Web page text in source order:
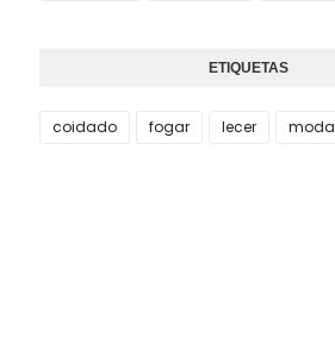
ETIQUETAS
coidado fogar lecer moda